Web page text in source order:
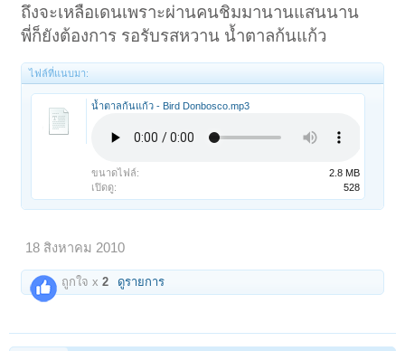
ถึงจะเหลือเดนเพราะผ่านคนชิมมานานแสนนาน
พี่ก็ยังต้องการ รอรับรสหวาน น้ำตาลก้นแก้ว
ไฟล์ที่แนบมา:
น้ำตาลก้นแก้ว - Bird Donbosco.mp3
ขนาดไฟล์:
2.8 MB
เปิดดู:
528
18 สิงหาคม 2010
ถูกใจ x2 ดูรายการ